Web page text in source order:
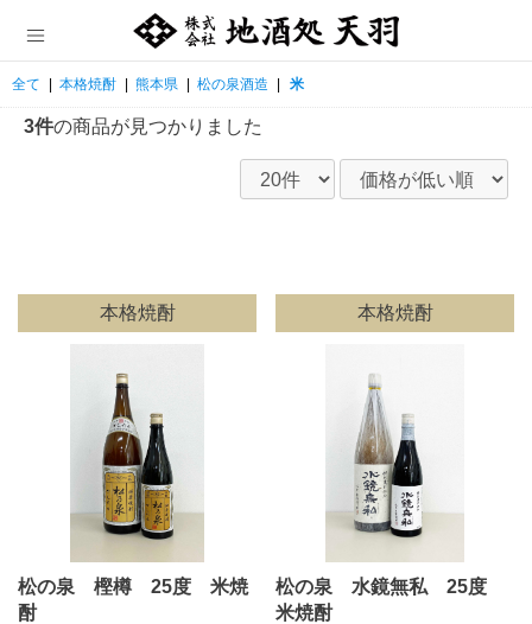
全て | 本格焼酎 | 熊本県 | 松の泉酒造 | 米
3件の商品が見つかりました
本格焼酎
松の泉 樫樽 25度 米焼
酎
本格焼酎
松の泉 水鏡無私 25度
米焼酎